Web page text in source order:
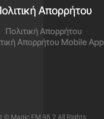
Απορρήτου
Πολιτική Απορρήτου
Απορρήτου Mobile App
© Magic FM 98.2 All Rights